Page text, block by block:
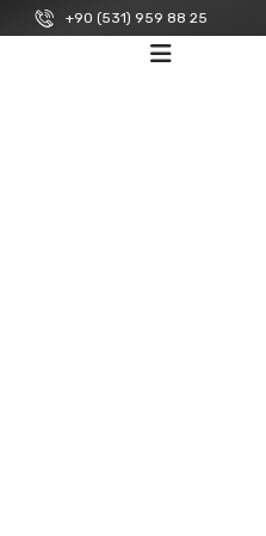
+90 (531) 959 88 25